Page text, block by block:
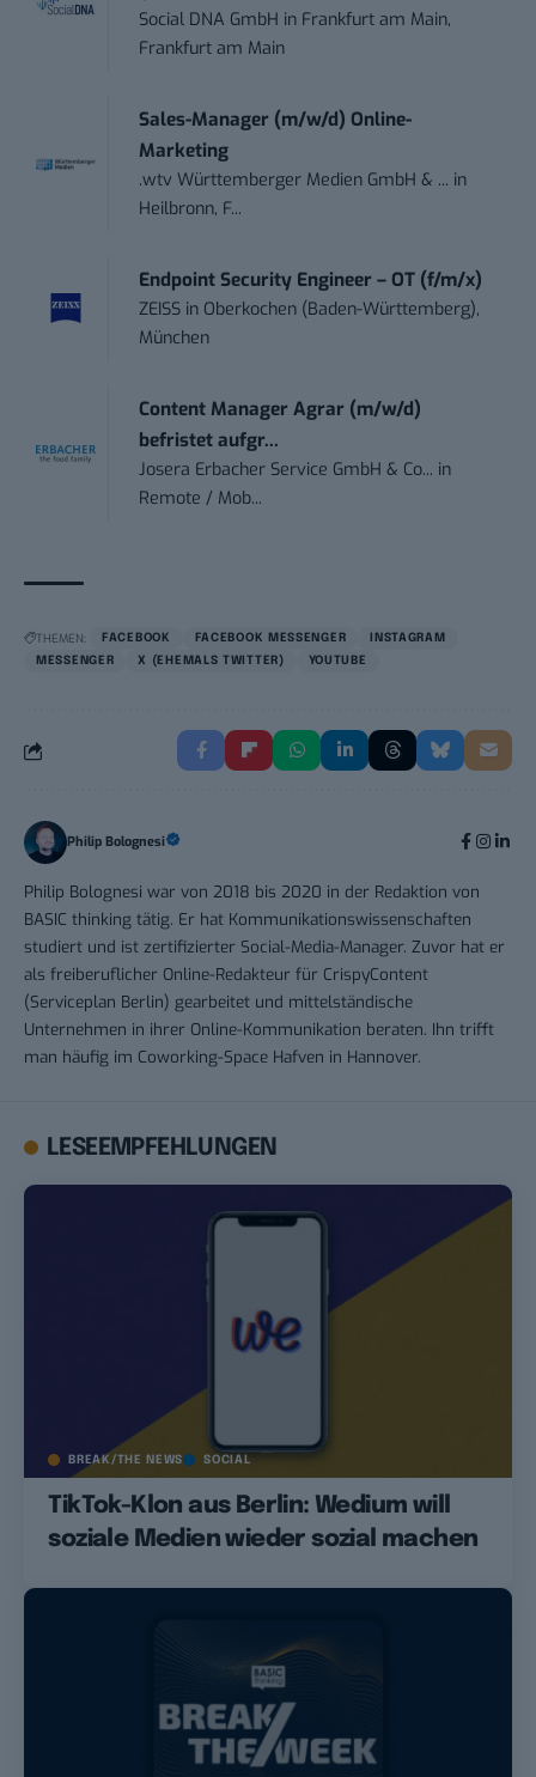
Social DNA GmbH in Frankfurt am Main,
Frankfurt am Main
Sales-Manager (m/w/d) Online-
Marketing
.wtv Württemberger Medien GmbH & ... in
Heilbronn, F...
Endpoint Security Engineer – OT (f/m/x)
ZEISS in Oberkochen (Baden-Württemberg),
München
Content Manager Agrar (m/w/d)
befristet aufgr...
Josera Erbacher Service GmbH & Co... in
Remote / Mob...
THEMEN: FACEBOOK FACEBOOK MESSENGER
INSTAGRAM
MESSENGER
X (EHEMALS TWITTER) YOUTUBE
Philip Bolognesi
Philip Bolognesi war von 2018 bis 2020 in der Redaktion von
BASIC thinking tätig. Er hat Kommunikationswissenschaften
studiert und ist zertifizierter Social-Media-Manager. Zuvor hat er
als freiberuflicher Online-Redakteur für CrispyContent
(Serviceplan Berlin) gearbeitet und mittelständische
Unternehmen in ihrer Online-Kommunikation beraten. Ihn trifft
man häufig im Coworking-Space Hafven in Hannover.
LESEEMPFEHLUNGEN
BREAK/THE NEWS SOCIAL
TikTok-Klon aus Berlin: Wedium will
soziale Medien wieder sozial machen